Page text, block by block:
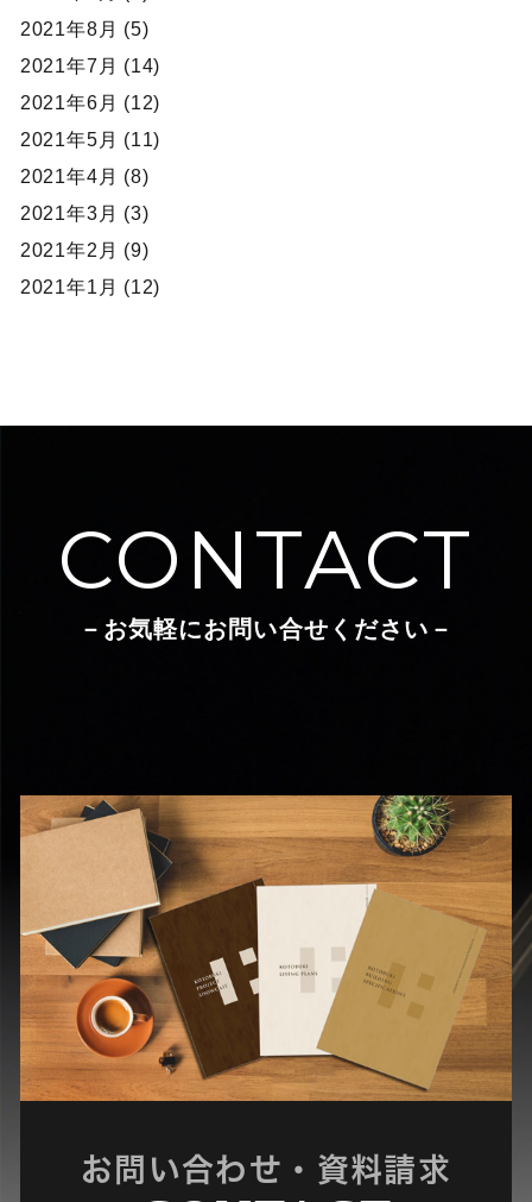
2021年8月 (5)
2021年7月 (14)
2021年6月 (12)
2021年5月 (11)
2021年4月 (8)
2021年3月 (3)
2021年2月 (9)
2021年1月 (12)
CONTACT
－お気軽にお問い合せください－
お問い合わせ・資料請求